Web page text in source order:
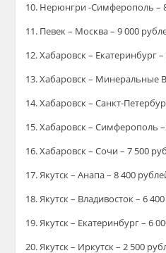
10. Нерюнгри -Симферополь –
11. Певек – Москва – 9 000
12. Хабаровск – Екатеринбург
13. Хабаровск – Минеральные
14. Хабаровск – Санкт-
15. Хабаровск – Симферополь
16. Хабаровск – Сочи – 7 500
17. Якутск – Анапа – 8 400
18. Якутск – Владивосток – 6
19. Якутск – Екатеринбург – 6
20. Якутск – Иркутск – 2 500